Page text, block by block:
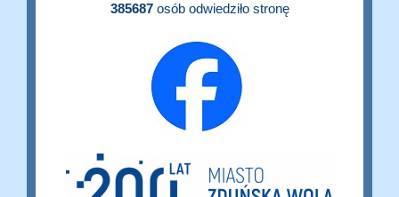
385687osób odwiedziło stronę